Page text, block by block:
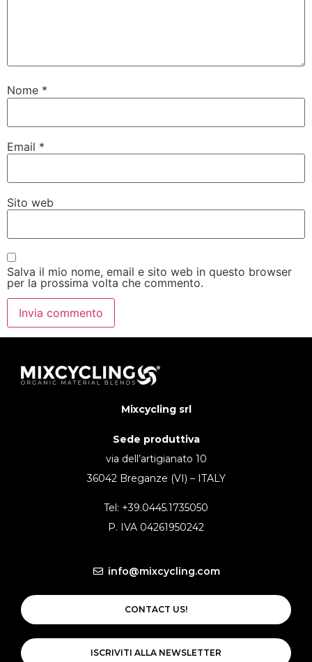
Nome *
Email *
Sito web
Salva il mio nome, email e sito web in questo browser
per la prossima volta che commento.
Mixcycling srl
Sede produttiva
via dell’artigianato 10
36042 Breganze (VI) – ITALY
Tel: +39.0445.1735050
P. IVA 04261950242
info@mixcycling.com
CONTACT US!
ISCRIVITI ALLA NEWSLETTER